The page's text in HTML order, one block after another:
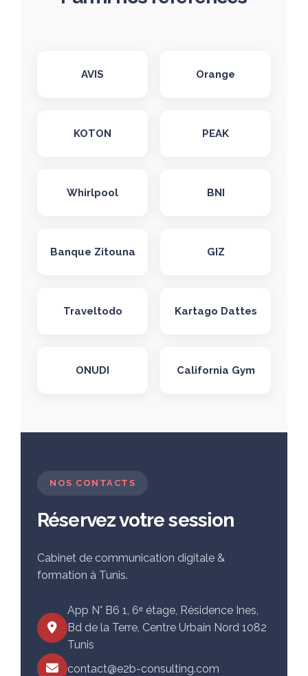
AVIS Orange
KOTON PEAK
Whirlpool BNI
Banque Zitouna GIZ
Traveltodo Kartago Dattes
ONUDI California Gym
NOS CONTACTS
Réservez votre session
Cabinet de communication digitale &
formation à Tunis.
App N° B6 1, 6ᵉ étage, Résidence Ines,
Bd de la Terre, Centre Urbain Nord 1082
Tunis
contact@e2b-consulting.com